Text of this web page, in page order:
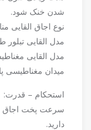
شدن خنک شود.
نوع اجاق القایی
مدل القایی
مدل القایی
میدان مغناطیسی
استحکام – قدرت:
سرعت پخت اجاق
دارید.